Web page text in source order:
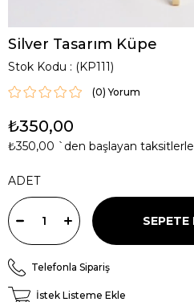
Silver Tasarım Küpe
Stok Kodu (KP111)
(0)
₺350,00
₺350,00 `den başlayan taksitlerle
ADET
Telefonla Sipariş
İstek Listeme Ekle